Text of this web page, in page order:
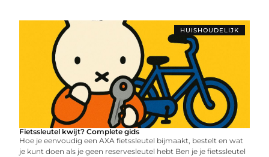
HUISHOUDELIJK
Fietssleutel kwijt? Complete gids
Hoe je eenvoudig een AXA fietssleutel bijmaakt, bestelt en wat
je kunt doen als je geen reservesleutel hebt Ben je je fietssleutel